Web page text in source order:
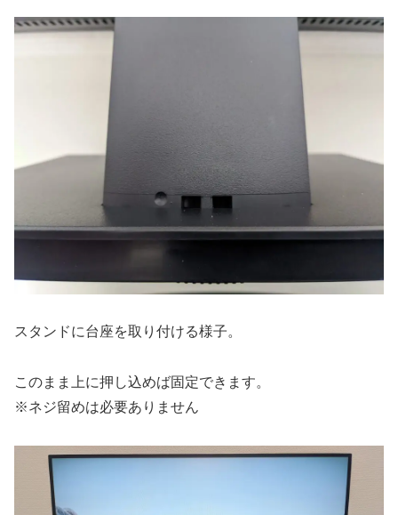
スタンドに台座を取り付ける様子。
このまま上に押し込めば固定できます。
※ネジ留めは必要ありません